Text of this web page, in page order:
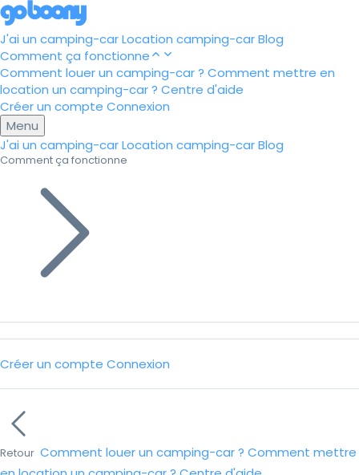
J'ai un camping-carLocation camping-carBlog
Comment ça fonctionne
Comment louer un camping-car ? Comment mettre en
location un camping-car ? Centre d'aide
Créer un compte Connexion
Menu
J'ai un camping-carLocation camping-carBlog
Comment ça fonctionne
Créer un compte Connexion
Retour Comment louer un camping-car ? Comment mettre